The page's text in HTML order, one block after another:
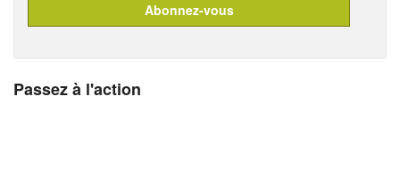
Passez à l'action